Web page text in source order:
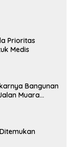
Prioritas
Medis
Bangunan
Muara